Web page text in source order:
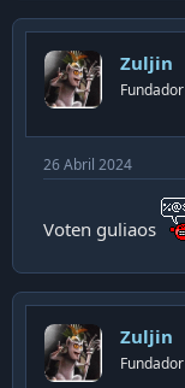
Zuljin
Fundador
26 Abril 2024
Voten guliaos
Zuljin
Fundador